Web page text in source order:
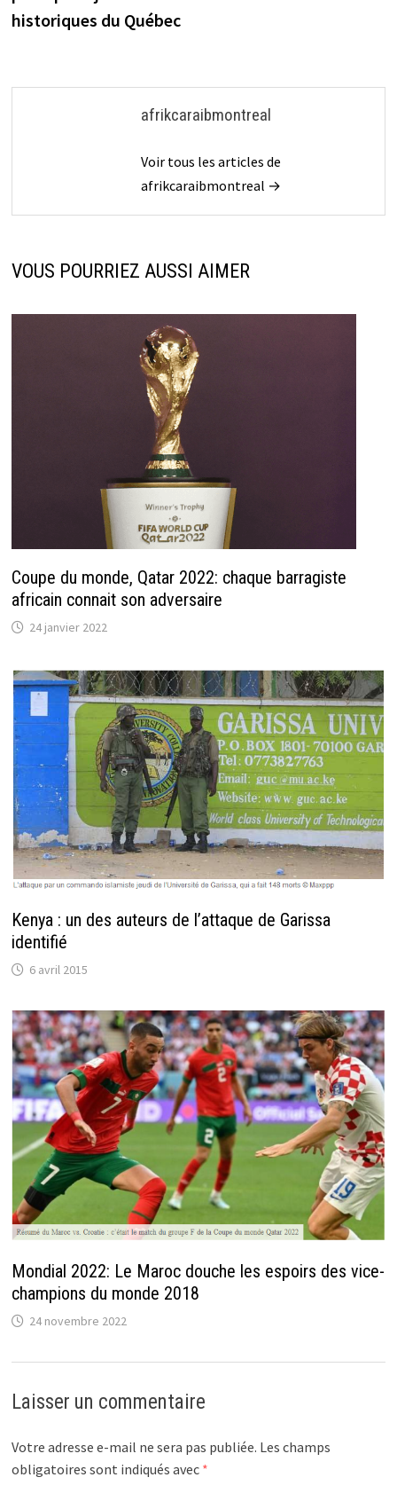
historiques du Québec
afrikcaraibmontreal
Voir tous les articles de
afrikcaraibmontreal →
VOUS POURRIEZ AUSSI AIMER
Coupe du monde, Qatar 2022: chaque barragiste
africain connait son adversaire
24 janvier 2022
Kenya : un des auteurs de l’attaque de Garissa
identifié
6 avril 2015
Mondial 2022: Le Maroc douche les espoirs des vice-
champions du monde 2018
24 novembre 2022
Laisser un commentaire
Votre adresse e-mail ne sera pas publiée. Les champs
obligatoires sont indiqués avec *